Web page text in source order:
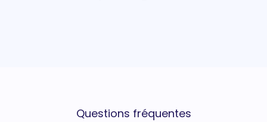
Questions fréquentes